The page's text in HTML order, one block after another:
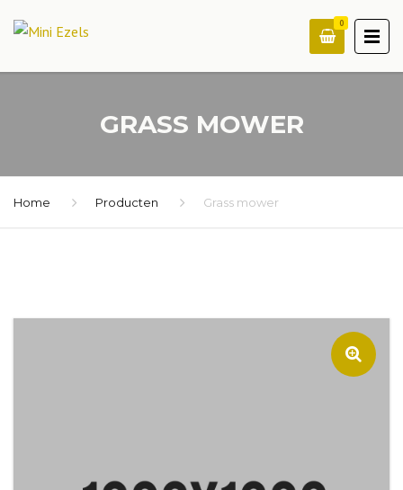
0
GRASS MOWER
Home Producten Grass mower